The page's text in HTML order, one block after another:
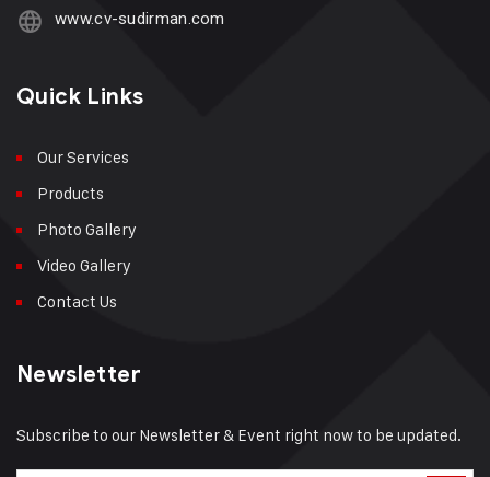
www.cv-sudirman.com
Quick Links
Our Services
Products
Photo Gallery
Video Gallery
Contact Us
Newsletter
Subscribe to our Newsletter & Event right now to be updated.